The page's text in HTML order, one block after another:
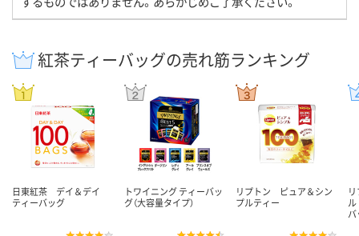
紅茶ティーバッグの売れ筋ランキング
日東紅茶 デイ＆デイ
ティーバッグ
トワイニング ティーバッ
グ（大容量タイプ）
リプトン ピュア＆シン
プルティー